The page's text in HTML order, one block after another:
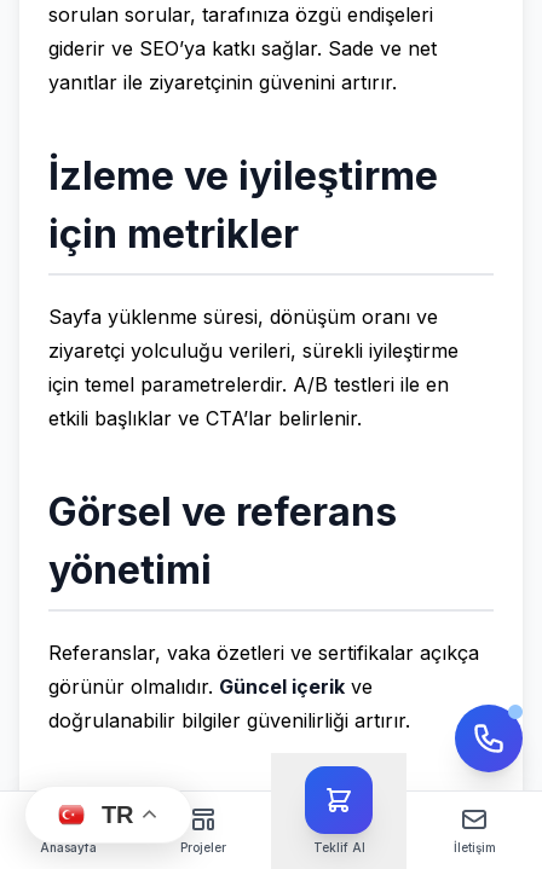
sorulan sorular, tarafınıza özgü endişeleri
giderir ve SEO’ya katkı sağlar. Sade ve net
yanıtlar ile ziyaretçinin güvenini artırır.
İzleme ve iyileştirme
için metrikler
Sayfa yüklenme süresi, dönüşüm oranı ve
ziyaretçi yolculuğu verileri, sürekli iyileştirme
için temel parametrelerdir. A/B testleri ile en
etkili başlıklar ve CTA’lar belirlenir.
Görsel ve referans
yönetimi
Referanslar, vaka özetleri ve sertifikalar açıkça
görünür olmalıdır. Güncel içerik ve
doğrulanabilir bilgiler güvenilirliği artırır.
İçerik güvenliği ve
Anasayfa Projeler Teklif Al İletişim
TR